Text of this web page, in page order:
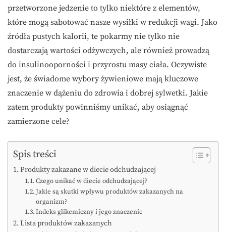
przetworzone jedzenie to tylko niektóre z elementów,
które mogą sabotować nasze wysiłki w redukcji wagi. Jako
źródła pustych kalorii, te pokarmy nie tylko nie
dostarczają wartości odżywczych, ale również prowadzą
do insulinooporności i przyrostu masy ciała. Oczywiste
jest, że świadome wybory żywieniowe mają kluczowe
znaczenie w dążeniu do zdrowia i dobrej sylwetki. Jakie
zatem produkty powinniśmy unikać, aby osiągnąć
zamierzone cele?
Spis treści
Produkty zakazane w diecie odchudzającej
Czego unikać w diecie odchudzającej?
Jakie są skutki wpływu produktów zakazanych na
organizm?
Indeks glikemiczny i jego znaczenie
Lista produktów zakazanych